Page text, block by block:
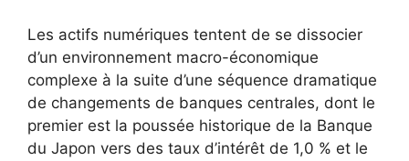
Les actifs numériques tentent de se dissocier
d’un environnement macro-économique
complexe à la suite d’une séquence dramatique
de changements de banques centrales, dont le
premier est la poussée historique de la Banque
du Japon vers des taux d’intérêt de 1,0 % et le